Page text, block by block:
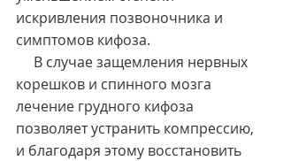
искривления позвоночника и
симптомов кифоза.
корешков и спинного мозга
лечение грудного кифоза
позволяет устранить компрессию,
и благодаря этому восстановить